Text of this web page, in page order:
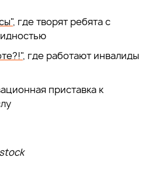
, где творят ребята с
, где работают инвалиды
приставка к